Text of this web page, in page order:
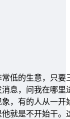
低的生意，只
息，问我在哪
，有的人从一
就是不开始干。